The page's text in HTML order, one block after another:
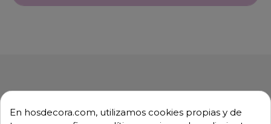
Descripción Detalles de producto
En hosdecora.com, utilizamos cookies propias y de